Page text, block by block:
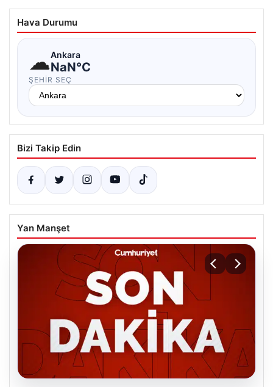
Hava Durumu
☁Ankara
NaN°C
ŞEHIR SEÇ
Bizi Takip Edin
Yan Manşet